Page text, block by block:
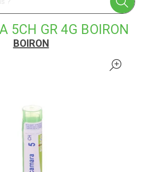
5CH GR 4G BOIRON
BOIRON